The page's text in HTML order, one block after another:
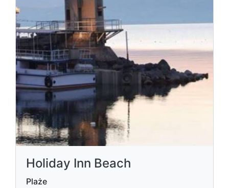
Holiday Inn Beach
Plaże